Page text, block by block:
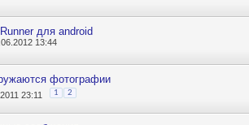
для android
13:44
фотографии
23:11 1 2